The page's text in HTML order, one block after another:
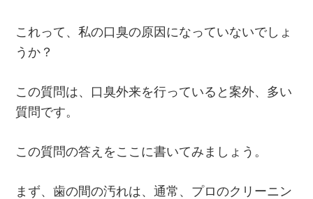
これって、私の口臭の原因になっていないでしょ
うか？
この質問は、口臭外来を行っていると案外、多い
質問です。
この質問の答えをここに書いてみましょう。
まず、歯の間の汚れは、通常、プロのクリーニン